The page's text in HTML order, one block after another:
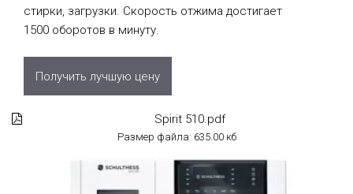
стирки, загрузки. Скорость отжима достигает
1500 оборотов в минуту.
Получить лучшую цену
Spirit 510.pdf
Размер файла: 635.00 кб